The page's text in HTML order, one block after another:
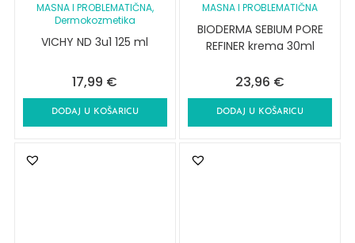
MASNA I PROBLEMATIČNA,
Dermokozmetika
VICHY ND 3u1 125 ml
17,99 €
DODAJ U KOŠARICU
MASNA I PROBLEMATIČNA
BIODERMA SEBIUM PORE
REFINER krema 30ml
23,96 €
DODAJ U KOŠARICU